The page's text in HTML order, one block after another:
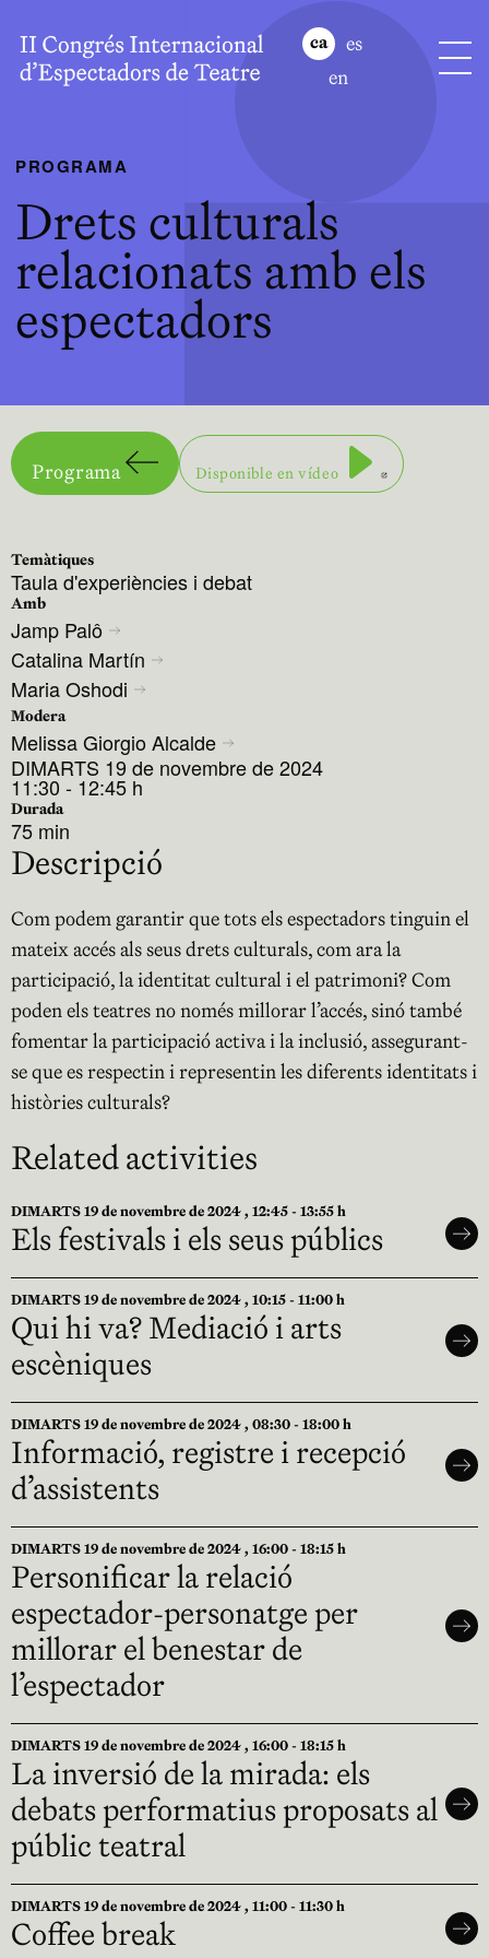
ca
es
en
PROGRAMA
Drets culturals
relacionats amb els
espectadors
Programa Disponible en vídeo
Abre en
Temàtiques
Taula d'experiències i debat
Amb
Jamp Palô
Catalina Martín
Maria Oshodi
Modera
Melissa Giorgio Alcalde
DIMARTS 19 de novembre de 2024
11:30 - 12:45 h
Durada
75 min
Descripció
Com podem garantir que tots els espectadors tinguin el
mateix accés als seus drets culturals, com ara la
participació, la identitat cultural i el patrimoni? Com
poden els teatres no només millorar l’accés, sinó també
fomentar la participació activa i la inclusió, assegurant-
se que es respectin i representin les diferents identitats i
històries culturals?
Related activities
DIMARTS 19 de novembre de 2024 , 12:45 - 13:55 h
Els festivals i els seus públics
DIMARTS 19 de novembre de 2024 , 10:15 - 11:00 h
Qui hi va? Mediació i arts
escèniques
DIMARTS 19 de novembre de 2024 , 08:30 - 18:00 h
Informació, registre i recepció
d’assistents
DIMARTS 19 de novembre de 2024 , 16:00 - 18:15 h
Personificar la relació
espectador-personatge per
millorar el benestar de
l’espectador
DIMARTS 19 de novembre de 2024 , 16:00 - 18:15 h
La inversió de la mirada: els
debats performatius proposats al
públic teatral
DIMARTS 19 de novembre de 2024 , 11:00 - 11:30 h
Coffee break